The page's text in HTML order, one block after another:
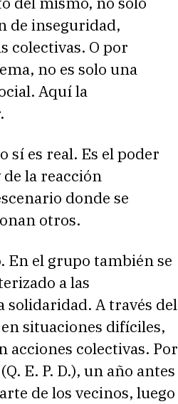
de inseguridad,
colectivas. O por
no es solo una
Aquí la
sí es real. Es el poder
la reacción
donde se
otros.
En el grupo también se
a las
solidaridad. A través del
situaciones difíciles,
acciones colectivas. Por
E. P. D.), un año antes
de los vecinos, luego